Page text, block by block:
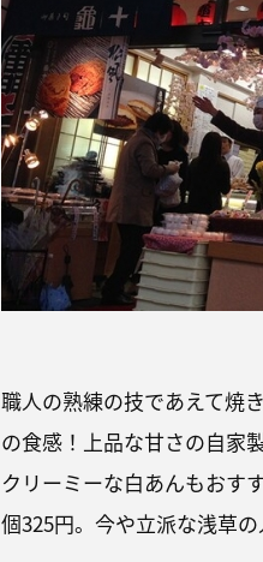
職人の熟練の技であえて焼
の食感！上品な甘さの自家
クリーミーな白あんもおす
個325円。今や立派な浅草の